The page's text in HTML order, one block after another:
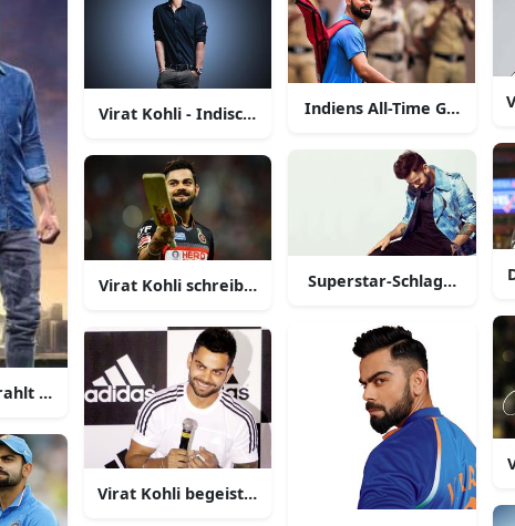
im königsblauen Trikot
Virat Kohli - Indische Cricket-Ikone und Inspiration
Virat Kohli schreibt Geschichte
Virat Kohli begeistert die Menge mit seinem
Indiens All-Time Great
Superstar-Schlagmann